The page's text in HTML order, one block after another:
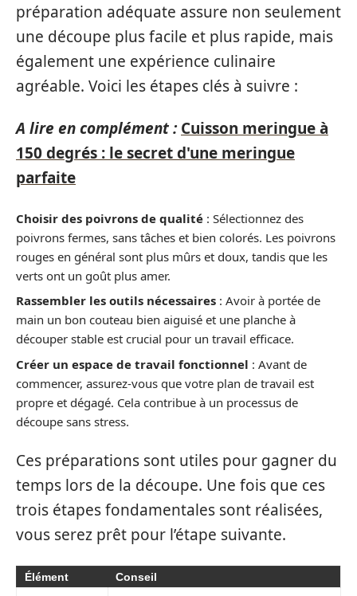
préparation adéquate assure non seulement
une découpe plus facile et plus rapide, mais
également une expérience culinaire
agréable. Voici les étapes clés à suivre :
A lire en complément : Cuisson meringue à
150 degrés : le secret d'une meringue
parfaite
Choisir des poivrons de qualité : Sélectionnez des
poivrons fermes, sans tâches et bien colorés. Les poivrons
rouges en général sont plus mûrs et doux, tandis que les
verts ont un goût plus amer.
Rassembler les outils nécessaires : Avoir à portée de
main un bon couteau bien aiguisé et une planche à
découper stable est crucial pour un travail efficace.
Créer un espace de travail fonctionnel : Avant de
commencer, assurez-vous que votre plan de travail est
propre et dégagé. Cela contribue à un processus de
découpe sans stress.
Ces préparations sont utiles pour gagner du
temps lors de la découpe. Une fois que ces
trois étapes fondamentales sont réalisées,
vous serez prêt pour l’étape suivante.
Élément Conseil